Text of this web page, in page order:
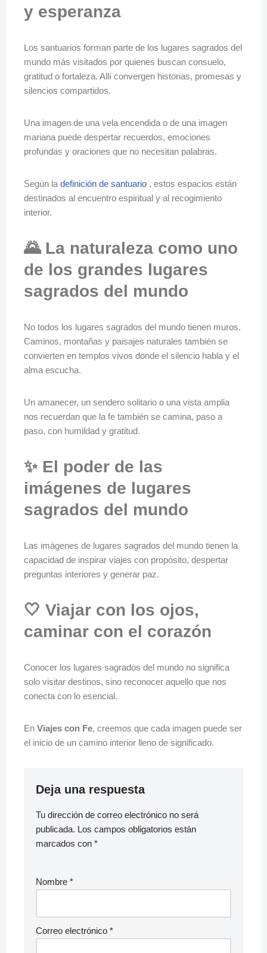
y esperanza
Los santuarios forman parte de los lugares sagrados del
mundo más visitados por quienes buscan consuelo,
gratitud o fortaleza. Allí convergen historias, promesas y
silencios compartidos.
Una imagen de una vela encendida o de una imagen
mariana puede despertar recuerdos, emociones
profundas y oraciones que no necesitan palabras.
Según la definición de santuario , estos espacios están
destinados al encuentro espiritual y al recogimiento
interior.
🌄 La naturaleza como uno
de los grandes lugares
sagrados del mundo
No todos los lugares sagrados del mundo tienen muros.
Caminos, montañas y paisajes naturales también se
convierten en templos vivos donde el silencio habla y el
alma escucha.
Un amanecer, un sendero solitario o una vista amplia
nos recuerdan que la fe también se camina, paso a
paso, con humildad y gratitud.
✨ El poder de las
imágenes de lugares
sagrados del mundo
Las imágenes de lugares sagrados del mundo tienen la
capacidad de inspirar viajes con propósito, despertar
preguntas interiores y generar paz.
🤍 Viajar con los ojos,
caminar con el corazón
Conocer los lugares sagrados del mundo no significa
solo visitar destinos, sino reconocer aquello que nos
conecta con lo esencial.
En Viajes con Fe, creemos que cada imagen puede ser
el inicio de un camino interior lleno de significado.
Deja una respuesta
Tu dirección de correo electrónico no será
publicada. Los campos obligatorios están
marcados con *
Nombre *
Correo electrónico *